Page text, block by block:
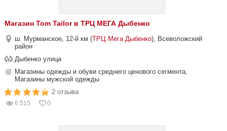
Магазин Tom Tailor в ТРЦ МЕГА Дыбенко
ш. Мурманское, 12-й км (ТРЦ Мега Дыбенко), Всеволожский
район
Дыбенко улица
Магазины одежды и обуви среднего ценового сегмента,
Магазины мужской одежды
2 отзыва
6 515 0